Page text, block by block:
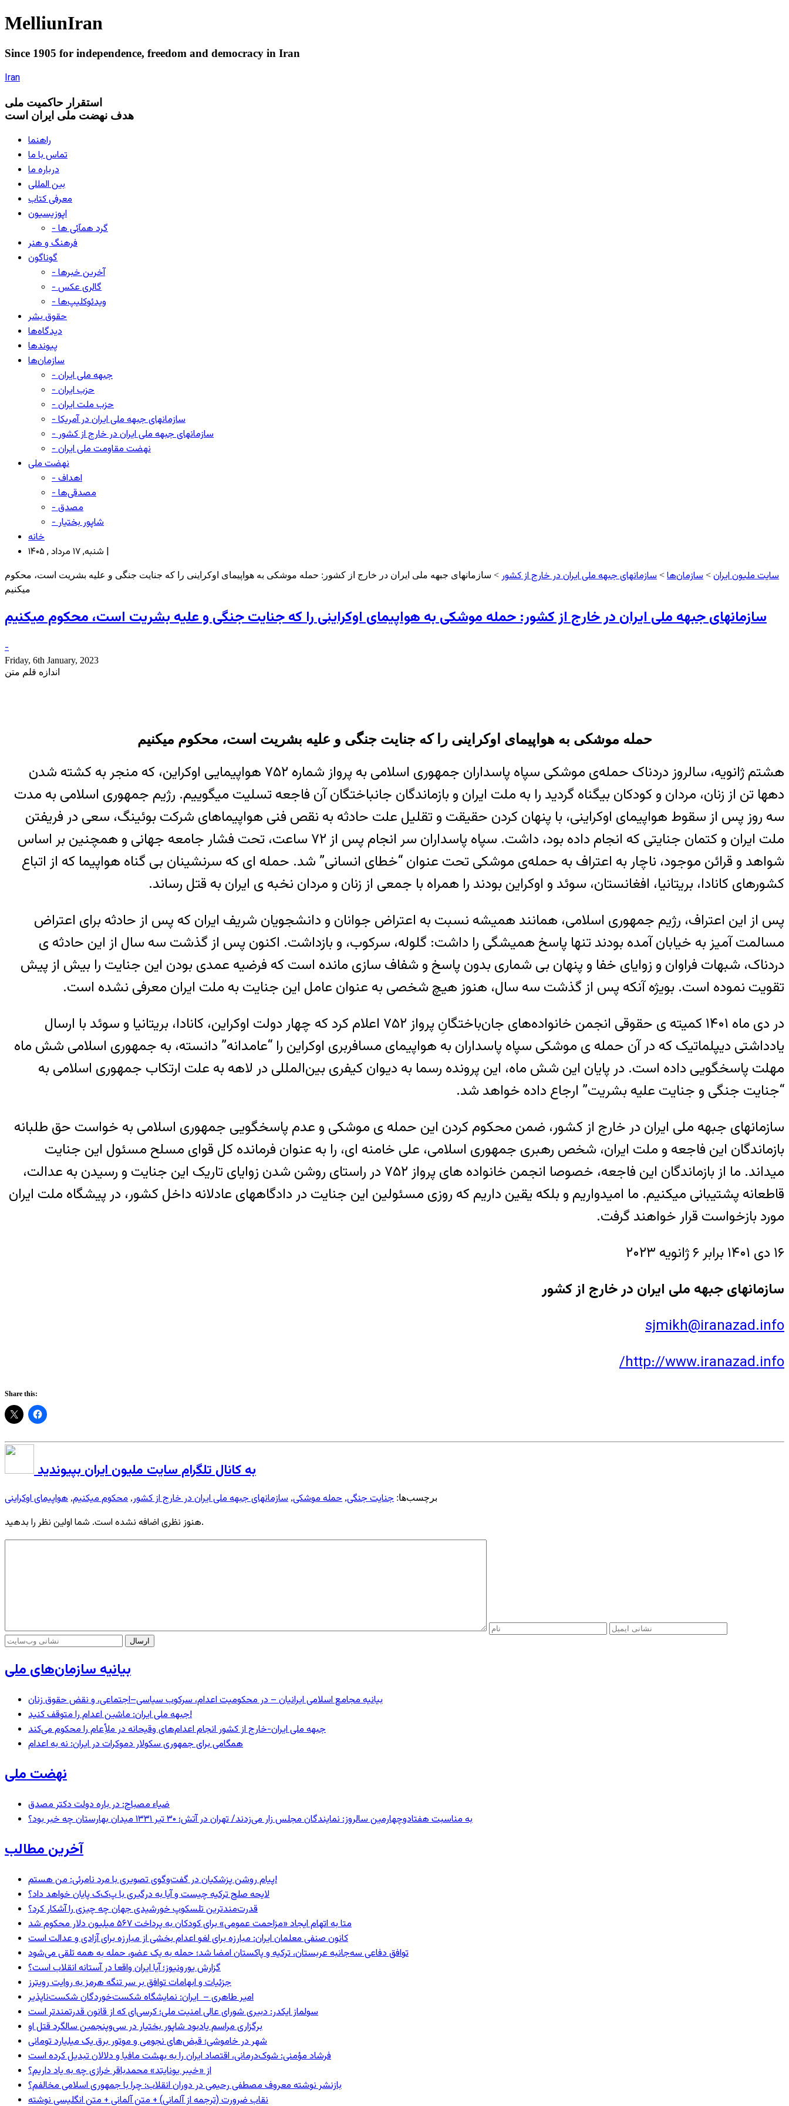
MelliunIran
Since 1905 for independence, freedom and democracy in Iran
Iran
استقرار حاکميت ملی
هدف نهضت ملی ایران است
راهنما
تماس با ما
درباره ما
بین المللی
معرفی کتاب
اپوزیسیون
- گرد همآئی ها
فرهنگ و هنر
گوناگون
- آخرین خبرها
- گالری عکس
- ویدئوکلیپ‌ها
حقوق بشر
دیدگاه‌ها
پیوندها
سازمان‌ها
- جبهه ملی ایران
- حزب ایران
- حزب ملت ایران
- سازمانهای جبهه ملی ایران در آمریکا
- سازمانهای جبهه ملی ایران در خارج از کشور
- نهضت مقاومت ملی ایران
نهضت ملی
- اهداف
- مصدقی‌ها
- مصدق
- شاپور بختیار
خانه
شنبه, ۱۷ مرداد , ۱۴۰۵ |
سایت ملیون ایران > سازمان‌ها > سازمانهای جبهه ملی ایران در خارج از کشور > سازمانهای جبهه ملی ایران در خارج از کشور: حمله موشکی به هواپیمای اوکراینی را که جنایت جنگی و علیه بشریت است، محکوم
میکنیم
سازمانهای جبهه ملی ایران در خارج از کشور: حمله موشکی به هواپیمای اوکراینی را که جنایت جنگی و علیه بشریت است، محکوم میکنیم
-
Friday, 6th January, 2023
اندازه قلم متن
حمله موشکی به هواپیمای اوکراینی را که جنایت جنگی و علیه بشریت است، محکوم میکنیم
هشتم ژانویه، سالروز دردناک حمله‌‌‌ی موشکی سپاه پاسداران جمهوری اسلامی به پرواز شماره ۷۵۲ هواپیمایی اوکراین، که منجر به کشته شدن
دهها تن از زنان، مردان و کودکان بیگناه گردید را به ملت ایران و بازماندگان جانباختگان آن فاجعه تسلیت میگوییم. رژیم جمهوری اسلامی به مدت
سه روز پس از سقوط هواپیمای اوکراینی، با پنهان کردن حقیقت و تقلیل علت حادثه به نقص فنی هواپیماهای شرکت بوئینگ، سعی در فریفتن
ملت ایران و کتمان جنایتی که انجام داده بود، داشت. سپاه پاسداران سر انجام پس از ۷۲ ساعت، تحت فشار جامعه جهانی و همچنین بر اساس
شواهد و قرائن موجود، ناچار به اعتراف به حمله‌ی موشکی تحت عنوان “خطای انسانی” شد. حمله ای که سرنشینان بی گناه هواپیما که از اتباع
کشورهای کانادا، بریتانیا، افغانستان، سوئد و اوکراین بودند را همراه با جمعی از زنان و مردان نخبه ‌ی ایران به قتل رساند.
پس از این اعتراف، رژیم جمهوری اسلامی، همانند همیشه نسبت به اعتراض جوانان و دانشجویان شریف ایران که پس از حادثه برای اعتراض
مسالمت آمیز به خیابان آمده بودند تنها پاسخ همیشگی را داشت: گلوله، سرکوب، و بازداشت. اکنون پس از گذشت سه سال از این حادثه ‌ی
دردناک، شبهات فراوان و زوایای خفا و پنهان بی شماری بدون پاسخ و شفاف سازی مانده است که فرضیه عمدی بودن این جنایت را بیش از پیش
تقویت نموده است. بویژه آنکه پس از گذشت سه سال، هنوز هیچ شخصی به عنوان عامل این جنایت به ملت ایران معرفی نشده است.
در دی ماه ۱۴۰۱ کمیته‌ ی حقوقی انجمن خانواده‌های جان‌باختگانِ پرواز ۷۵۲ اعلام کرد که چهار دولت اوکراین، کانادا، بریتانیا و سوئد با ارسال
یادداشتی دیپلماتیک که در آن حمله ی موشکی سپاه پاسداران به هواپیمای مسافربری اوکراین را “عامدانه” دانسته، به جمهوری اسلامی شش ماه
مهلت پاسخگویی داده است. در پایان این شش ماه، این پرونده رسما به دیوان کیفری بین‌المللی در لاهه به علت ارتکاب جمهوری اسلامی به
“جنایت جنگی و جنایت علیه بشریت” ارجاع داده خواهد شد.
سازمانهای جبهه ملی ایران در خارج از کشور، ضمن محکوم کردن این حمله ی موشکی و عدم پاسخگویی جمهوری اسلامی به خواست حق طلبانه
بازماندگان این فاجعه و ملت ایران، شخص رهبری جمهوری اسلامی، علی خامنه ای، را به عنوان فرمانده کل قوای مسلح مسئول این جنایت
میداند. ما از بازماندگان این فاجعه، خصوصا انجمن خانواده های پرواز ۷۵۲ در راستای روشن شدن زوایای تاریک این جنایت و رسیدن به عدالت،
قاطعانه پشتیبانی میکنیم. ما امیدواریم و بلکه یقین داریم که روزی مسئولین این جنایت در دادگاههای عادلانه داخل کشور، در پیشگاه ملت ایران
مورد بازخواست قرار خواهند گرفت.
۱۶ دی ۱۴۰۱ برابر ۶ ژانویه ۲۰۲۳
سازمانهای جبهه ملی ایران در خارج از کشور
sjmikh@iranazad.info
http://www.iranazad.info/
Share this:
به کانال تلگرام سایت ملیون ایران بپیوندید
برچسب‌ها: جنایت جنگی, حمله موشکی, سازمانهای جبهه ملی ایران در خارج از کشور, محکوم میکنیم, هواپیمای اوکراینی
هنوز نظری اضافه نشده است. شما اولین نظر را بدهید.
بیانیه سازمان‌های ملی
بیانیه مجامع اسلامی ایرانیان – در محکومیت اعدام، سرکوب سیاسی–اجتماعی، و نقض حقوق زنان
جبهه ملی ایران: ماشین اعدام را متوقف کنید!
جبهه ملی ایران-خارج از کشور انجام اعدام‌های وقیحانه در ملأِعام را محکوم می‌کند
همگامی برای جمهوری سکولار دموکرات در ایران: نه به اعدام
نهضت ملی
ضیاء مصباح: در باره دولت دکتر مصدق
به مناسبت هفتادوچهارمین سالروز: نمایندگان مجلس زار می‌زدند/ تهران در آتش؛ ۳۰ تیر ۱۳۳۱ میدان بهارستان چه خبر بود؟
آخرین مطالب
پیام روشن پزشکیان در گفت‌و‌گوی تصویری با مرد نامرئی: من هستم!
لایحه صلح ترکیه چیست و آیا به درگیری با پ‌ک‌ک پایان خواهد داد؟
قدرت‌مندترین تلسکوپ خورشیدی جهان چه چیزی را آشکار کرد؟
متا به اتهام ایجاد «مزاحمت عمومی» برای کودکان به پرداخت ۵۶۷ میلیون دلار محکوم شد
کانون صنفی معلمان ایران: مبارزه برای لغو اعدام بخشی از مبارزه برای آزادی و عدالت است
توافق دفاعی سه‌جانبه عربستان، ترکیه و پاکستان امضا شد؛ حمله به یک عضو، حمله به همه تلقی می‌شود
گزارش یورونیوز؛ آیا ایران واقعا در آستانه انقلاب است؟
جزئیات و ابهامات توافق بر سر تنگه هرمز به روایت رویترز
امیر طاهری – ایران: نمایشگاه شکست‌خوردگان شکست‌ناپذیر
سولماز ایکدر: دبیری شورای عالی امنیت ملی؛ کرسی‌ای که از قانون قدرتمندتر است
برگزاری مراسم یادبود شاپور بختیار در سی‌وپنجمین سالگرد قتل او
شهر در خاموشی؛ قبض‌های نجومی و موتور برق یک میلیارد تومانی
فرشاد مؤمنی: شوک‌درمانی، اقتصاد ایران را به بهشت مافیا و دلالان تبدیل کرده است
از «خیبر یونایتد» محمدباقر خرازی چه به یاد داریم؟
بازنشر نوشته معروف مصطفی رحیمی در دوران انقلاب: چرا با جمهوری اسلامی مخالفم؟
نقاب ضرورت (ترجمه از آلمانی) + متن آلمانی + متن انگلیسی نوشته